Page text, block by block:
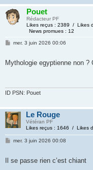
Pouet
Rédacteur PF
Likes reçus : 2389 / Likes
News promues : 12
mer. 3 juin 2026 00:06
Mythologie egyptienne non ?
ID PSN: Pouet
Le Rouge
Vétéran PF
Likes reçus : 1646 / Likes
mer. 3 juin 2026 00:08
Il se passe rien c’est chiant